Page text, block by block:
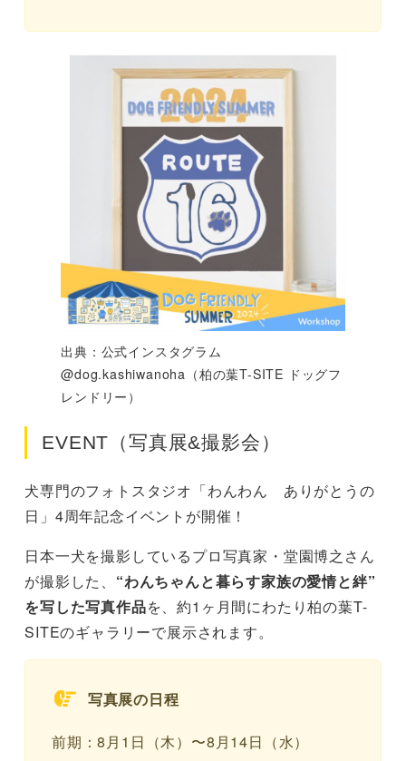
出典：公式インスタグラム
@dog.kashiwanoha（柏の葉T-SITE ドッグフ
レンドリー）
EVENT（写真展&撮影会）
犬専門のフォトスタジオ「わんわん ありがとうの
日」4周年記念イベントが開催！
日本一犬を撮影しているプロ写真家・堂園博之さん
が撮影した、 “わんちゃんと暮らす家族の愛情と絆”
を写した写真作品を、約1ヶ月間にわたり柏の葉T-
SITEのギャラリーで展示されます。
写真展の日程
前期：8月1日（木）〜8月14日（水）